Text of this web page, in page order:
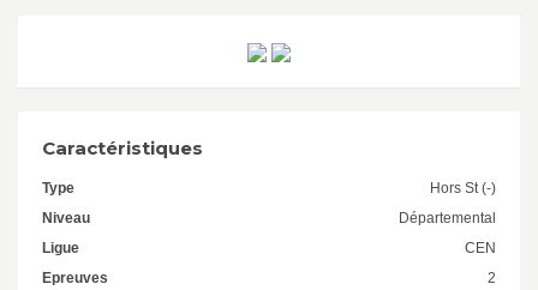
Caractéristiques
Type
Hors St (-)
Niveau
Départemental
Ligue
CEN
Epreuves
2